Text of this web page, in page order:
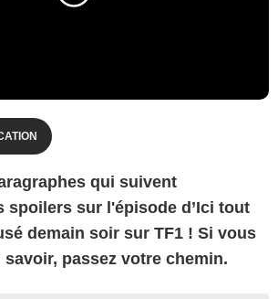
qui suivent
spoilers sur l'épisode d’Ici tout
demain soir sur TF1 ! Si vous
savoir, passez votre chemin.